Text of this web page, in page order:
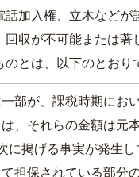
加入権、立木などが
収が不可能または著
とは、以下のとおり
部が、課税時期にお
、それらの金額は元
に掲げる事実が発生
担保されている部分